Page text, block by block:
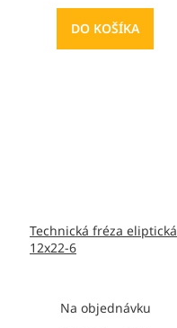
DO KOŠÍKA
Technická fréza eliptická
12x22-6
Na objednávku